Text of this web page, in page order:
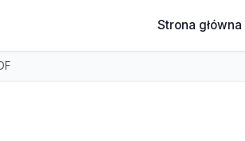
Strona główna